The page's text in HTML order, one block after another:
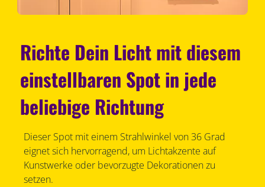
Richte Dein Licht mit diesem
einstellbaren Spot in jede
beliebige Richtung
Dieser Spot mit einem Strahlwinkel von 36 Grad
eignet sich hervorragend, um Lichtakzente auf
Kunstwerke oder bevorzugte Dekorationen zu
setzen.